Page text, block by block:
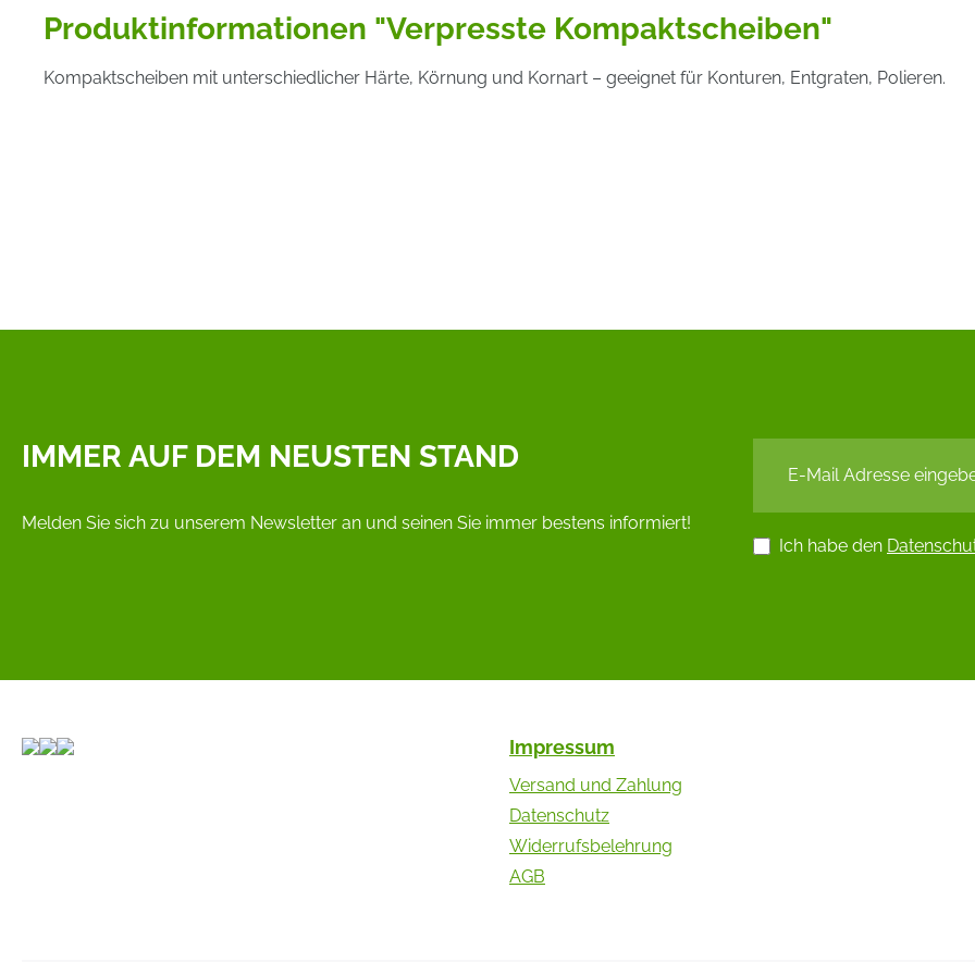
Produktinformationen "Verpresste Kompaktscheiben"
Kompaktscheiben mit unterschiedlicher Härte, Körnung und Kornart – geeignet für Konturen, Entgraten, Polieren.
IMMER AUF DEM NEUSTEN STAND
Melden Sie sich zu unserem Newsletter an und seinen Sie immer bestens informiert!
Ich habe den
Impressum
Versand und Zahlung
Datenschutz
Widerrufsbelehrung
AGB